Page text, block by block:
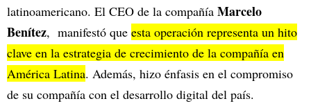
latinoamericano. El CEO de la compañía Marcelo
Benítez, manifestó que esta operación representa un hito
clave en la estrategia de crecimiento de la compañía en
América Latina. Además, hizo énfasis en el compromiso
de su compañía con el desarrollo digital del país.